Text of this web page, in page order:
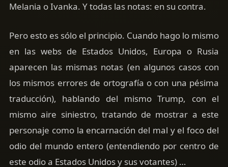
Melania o Ivanka. Y todas las notas: en su contra.
Pero esto es sólo el principio. Cuando hago lo mismo
en las webs de Estados Unidos, Europa o Rusia
aparecen las mismas notas (en algunos casos con
los mismos errores de ortografía o con una pésima
traducción), hablando del mismo Trump, con el
mismo aire siniestro, tratando de mostrar a este
personaje como la encarnación del mal y el foco del
odio del mundo entero (entendiendo por centro de
este odio a Estados Unidos y sus votantes) …